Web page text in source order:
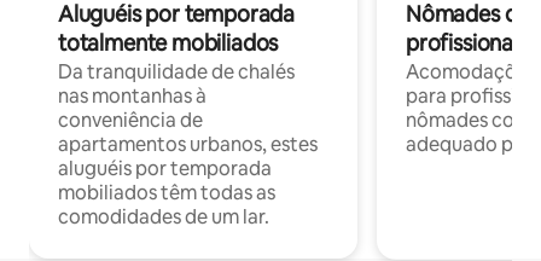
Aluguéis por temporada
totalmente mobiliados
Da tranquilidade de chalés
nas montanhas à
conveniência de
apartamentos urbanos, estes
aluguéis por temporada
mobiliados têm todas as
comodidades de um lar.
Nômades
profissionais
para
nômades com
adequado